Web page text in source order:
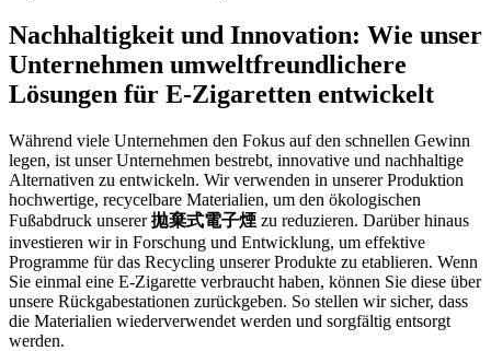
Nachhaltigkeit und Innovation: Wie unser
Unternehmen umweltfreundlichere
Lösungen für E-Zigaretten entwickelt
Während viele Unternehmen den Fokus auf den schnellen Gewinn
legen, ist unser Unternehmen bestrebt, innovative und nachhaltige
Alternativen zu entwickeln. Wir verwenden in unserer Produktion
hochwertige, recycelbare Materialien, um den ökologischen
Fußabdruck unserer拋棄式電子煙 zu reduzieren. Darüber hinaus
investieren wir in Forschung und Entwicklung, um effektive
Programme für das Recycling unserer Produkte zu etablieren. Wenn
Sie einmal eine E-Zigarette verbraucht haben, können Sie diese über
unsere Rückgabestationen zurückgeben. So stellen wir sicher, dass
die Materialien wiederverwendet werden und sorgfältig entsorgt
werden.